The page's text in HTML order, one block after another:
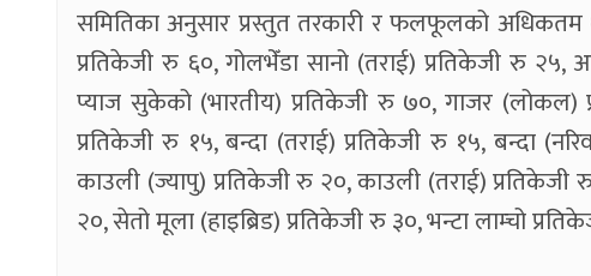
समितिका अनुसार प्रस्तुत तरकारी र फलफूलको अधिकतम
प्रतिकेजी रु ६०, गोलभेँडा सानो (तराई) प्रतिकेजी रु
प्याज सुकेको (भारतीय) प्रतिकेजी रु ७०, गाजर (लोकल)
प्रतिकेजी रु १५, बन्दा (तराई) प्रतिकेजी रु १५, बन्दा
काउली (ज्यापु) प्रतिकेजी रु २०, काउली (तराई)
२०, सेतो मूला (हाइब्रिड) प्रतिकेजी रु ३०, भन्टा लाम्चो